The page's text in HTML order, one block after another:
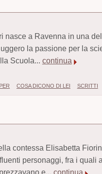
nasce a Ravenna in una
la passione per la
Scuola... continua
COSA DICONO DI LEI SCRITTI
contessa Elisabetta
personaggi, fra i quali
e... continua